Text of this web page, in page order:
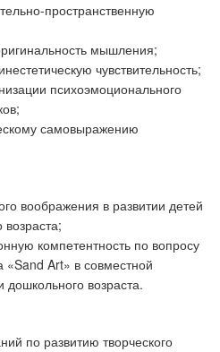
пространственную
мышления;
чувствительность;
психоэмоционального
самовыражению
воображения в развитии детей
компетентность по вопросу
«Sand Art» в совместной
дошкольного возраста.
по развитию творческого